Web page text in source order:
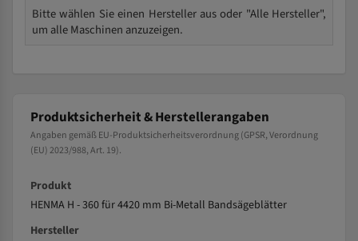
Bitte wählen Sie einen Hersteller aus oder "Alle Hersteller",
um alle Maschinen anzuzeigen.
Produktsicherheit & Herstellerangaben
Angaben gemäß EU-Produktsicherheitsverordnung (GPSR, Verordnung
(EU) 2023/988, Art. 19).
Produkt
HENMA H - 360 für 4420 mm Bi-Metall Bandsägeblätter
Hersteller